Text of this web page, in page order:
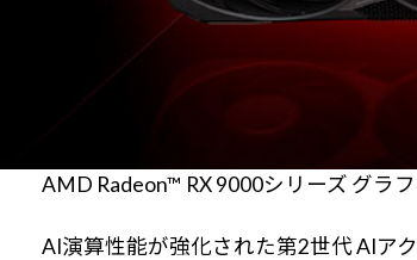
AMD Radeon™ RX 9000シリーズ グラ
AI演算性能が強化された第2世代 AIア